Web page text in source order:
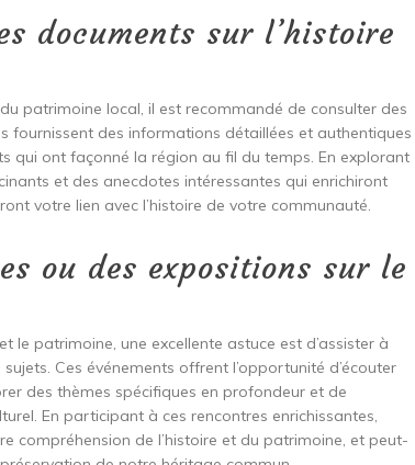
documents sur l’histoire
patrimoine local, il est recommandé de consulter des
fournissent des informations détaillées et authentiques
qui ont façonné la région au fil du temps. En explorant
et des anecdotes intéressantes qui enrichiront
votre lien avec l’histoire de votre communauté.
ou des expositions sur le
le patrimoine, une excellente astuce est d’assister à
Ces événements offrent l’opportunité d’écouter
des thèmes spécifiques en profondeur et de
En participant à ces rencontres enrichissantes,
compréhension de l’histoire et du patrimoine, et peut-